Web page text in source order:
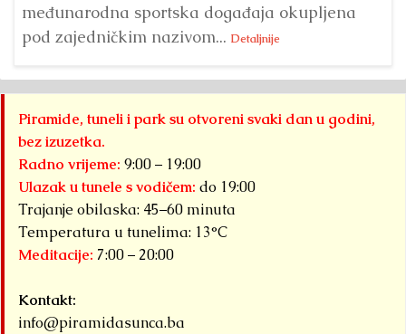
međunarodna sportska događaja okupljena
pod zajedničkim nazivom... Detaljnije
Piramide, tuneli i park su otvoreni svaki dan u godini,
bez izuzetka.
Radno vrijeme: 9:00 – 19:00
Ulazak u tunele s vodičem: do 19:00
Trajanje obilaska: 45–60 minuta
Temperatura u tunelima: 13°C
Meditacije: 7:00 – 20:00
Kontakt:
info@piramidasunca.ba